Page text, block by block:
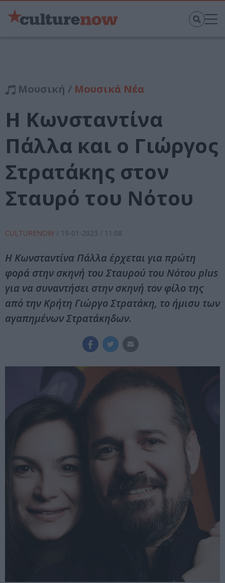
Μουσική / Μουσικά Νέα
H Κωνσταντίνα
Πάλλα και o Γιώργος
Στρατάκης στον
Σταυρό του Νότου
CULTURENOW / 19-01-2023 / 11:08
Η Κωνσταντίνα Πάλλα έρχεται για πρώτη
φορά στην σκηνή του Σταυρού του Νότου plus
για να συναντήσει στην σκηνή τον φίλο της
από την Κρήτη Γιώργο Στρατάκη, το ήμισυ των
αγαπημένων Στρατάκηδων.